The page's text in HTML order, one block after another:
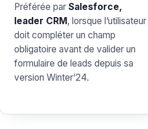
Préférée par Salesforce,
leader CRM, lorsque l’utilisateur
doit compléter un champ
obligatoire avant de valider un
formulaire de leads depuis sa
version Winter’24.